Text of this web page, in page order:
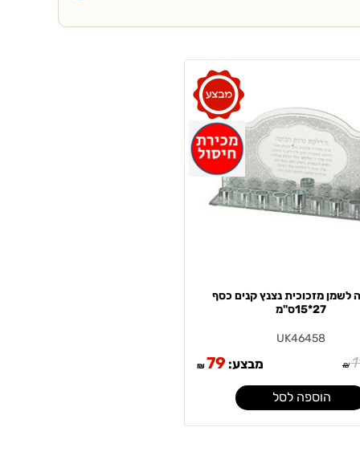
לשמן מזכוכית נצנץ קנים כסף
27*15ס"מ
UK46458
₪ מבצע: ₪79
הוספה לסל